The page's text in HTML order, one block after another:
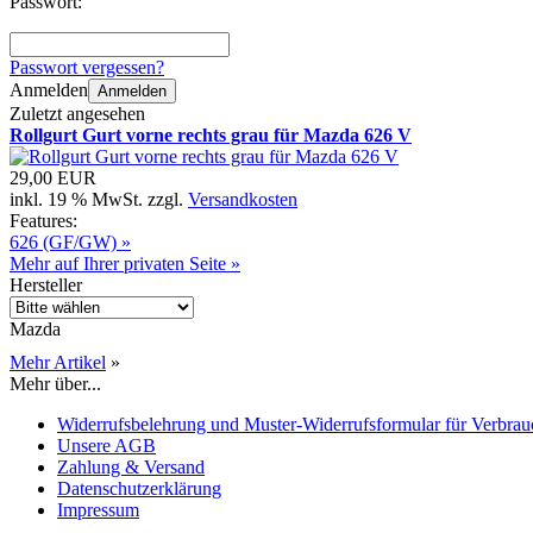
Passwort vergessen?
Anmelden Anmelden
Zuletzt angesehen
Rollgurt Gurt vorne rechts grau für Mazda 626 V
29,00 EUR
inkl. 19 % MwSt. zzgl. Versandkosten
Features:
626 (GF/GW) »
Mehr auf Ihrer privaten Seite »
Hersteller
Mazda
Mehr Artikel »
Mehr über...
Widerrufsbelehrung und Muster-Widerrufsformular für
Unsere AGB
Zahlung & Versand
Datenschutzerklärung
Impressum